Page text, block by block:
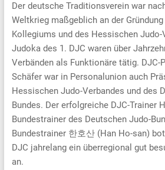
Der deutsche Traditionsverein war
Weltkrieg maßgeblich an der
Kollegiums und des Hessischen
Judoka des 1. DJC waren über
Verbänden als Funktionäre tätig. DJC-
Schäfer war in Personalunion auch
Hessischen Judo-Verbandes und des
Bundes. Der erfolgreiche DJC-Trainer
Bundestrainer des Deutschen Judo-
Bundestrainer 한호산 (Han Ho-san)
DJC jahrelang ein überregional gut
an.